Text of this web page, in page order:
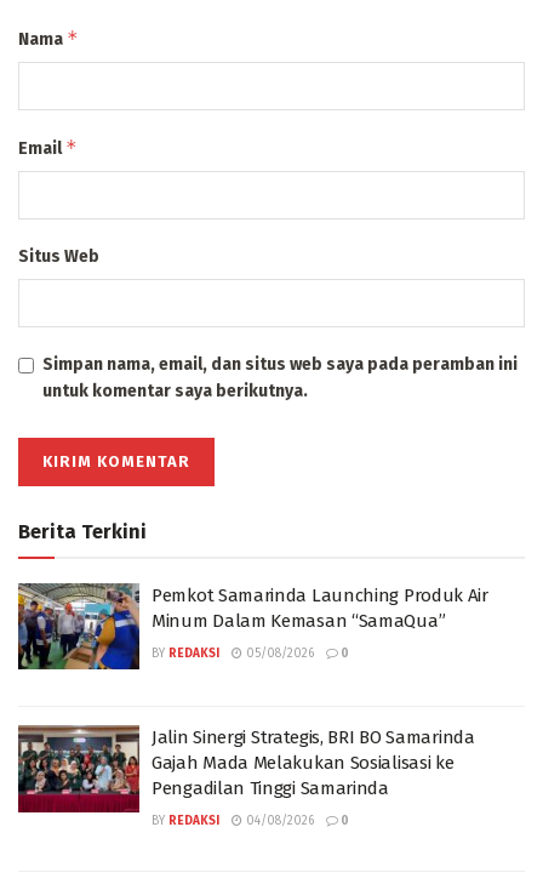
Nama *
Email*
Situs Web
Simpan nama, email, dan situs web saya pada peramban ini
untuk komentar saya berikutnya.
Berita Terkini
Pemkot Samarinda Launching Produk Air
Minum Dalam Kemasan “SamaQua”
BY REDAKSI 05/08/2026 0
Jalin Sinergi Strategis, BRI BO Samarinda
Gajah Mada Melakukan Sosialisasi ke
Pengadilan Tinggi Samarinda
BY REDAKSI 04/08/2026 0